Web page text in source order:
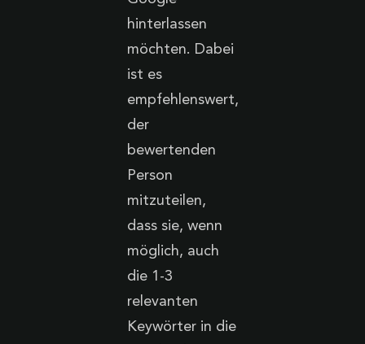
hinterlassen
möchten. Dabei
ist es
empfehlenswert,
der
bewertenden
Person
mitzuteilen,
dass sie, wenn
möglich, auch
die 1-3
relevanten
Keywörter in die